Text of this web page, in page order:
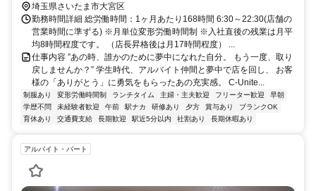
埼玉県さいたま市大宮区
勤務時間詳細 総労働時間：1ヶ月あたり168時間 6:30～22:30(店舗の
営業時間に準ずる) ※月単位変形労働時間制 ※入社直後の残業は月平
均8時間程度です。 （店長昇格後は月17時間程度） ...
仕事内容 ”あの時、誰かのために夢中になれた自分。 もう一度、取り
戻しませんか？” 学生時代、アルバイト仲間と夢中で店を回し、 お客
様の「ありがとう」に勇気をもらったあの充実感。 C-Unite...
制服あり 変形労働時間制 ランチタイム 主婦・主夫歓迎 フリーター歓迎
早朝
学歴不問
未経験者歓迎 午前 駅ナカ 研修あり 夕方 賞与あり
ブランクOK
育休あり
交通費支給 長期歓迎 駅近5分以内 社割あり 長期休暇あり
アルバイト・パート